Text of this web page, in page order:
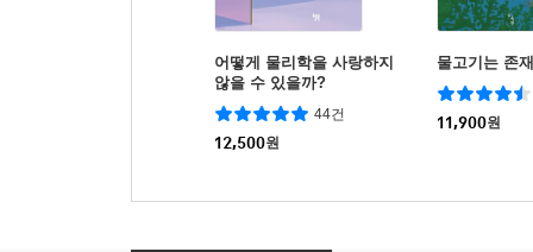
어떻게 물리학을 사랑하지
않을 수 있을까?
44건
12,500원
물고기는 존
11,900원